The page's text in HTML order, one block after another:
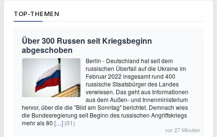
TOP-THEMEN
Über 300 Russen seit Kriegsbeginn
abgeschoben
Berlin - Deutschland hat seit dem
russischen Überfall auf die Ukraine im
Februar 2022 insgesamt rund 400
russische Staatsbürger des Landes
verwiesen. Das geht aus Informationen
aus dem Außen- und Innenministerium
hervor, über die die "Bild am Sonntag" berichtet. Demnach wies
die Bundesregierung seit Beginn des russischen Angriffskriegs
mehr als 80 […] (01)
vor 27 Minuten